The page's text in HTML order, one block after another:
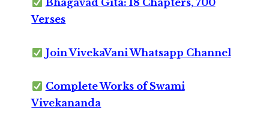
Bhagavad Gita: 18 Chapters, 700
Verses
Join VivekaVani Whatsapp Channel
Complete Works of Swami
Vivekananda